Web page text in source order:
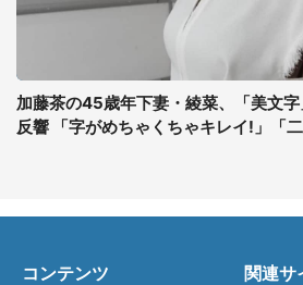
加藤茶の45歳年下妻・綾菜、「美文
反響 「字がめちゃくちゃキレイ!」「
コンテンツ 関連サ